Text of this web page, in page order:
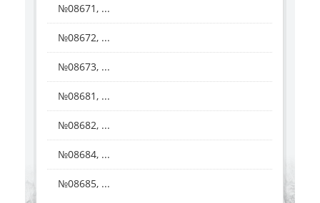
№08671, ...
№08672, ...
№08673, ...
№08681, ...
№08682, ...
№08684, ...
№08685, ...